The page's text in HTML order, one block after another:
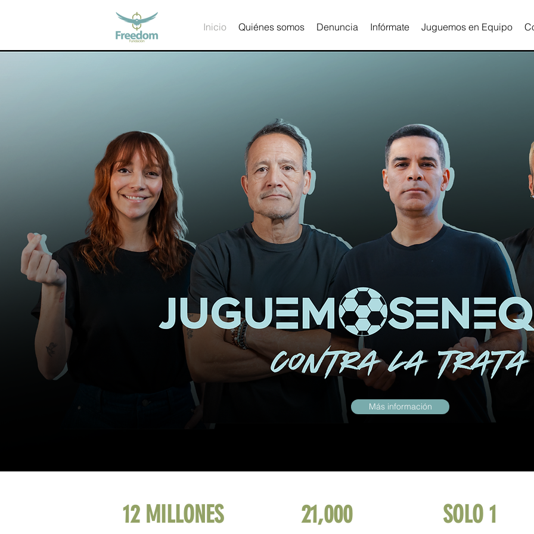
Inicio Quiénes somos Denuncia Infórmate Juguemos en Equipo
Más información
12 MILLONES 21,000 SOLO 1